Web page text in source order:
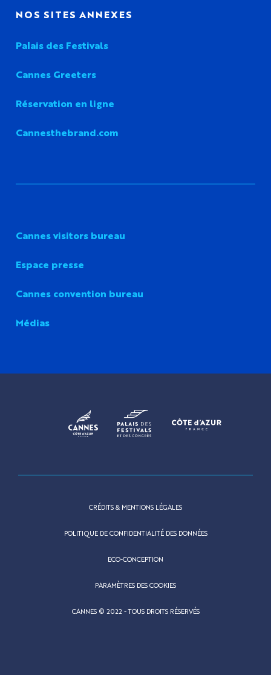
NOS SITES ANNEXES
Palais des Festivals
Cannes Greeters
Réservation en ligne
Cannesthebrand.com
Cannes visitors bureau
Espace presse
Cannes convention bureau
Médias
CRÉDITS & MENTIONS LÉGALES
POLITIQUE DE CONFIDENTIALITÉ DES DONNÉES
ECO-CONCEPTION
PARAMÈTRES DES COOKIES
CANNES © 2022 - TOUS DROITS RÉSERVÉS